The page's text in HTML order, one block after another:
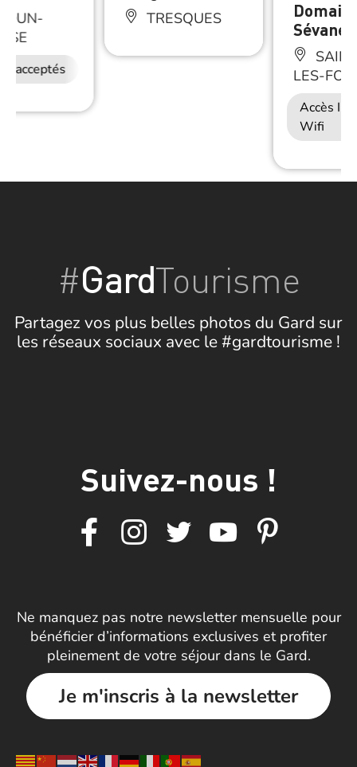
acceptés
TRESQUES
Sévanes
LES-
Accès
Wifi
#GardTourisme
Partagez vos plus belles photos du Gard sur
les réseaux sociaux avec le #gardtourisme !
Suivez-nous !
Ne manquez pas notre newsletter mensuelle pour
bénéficier d’informations exclusives et profiter
pleinement de votre séjour dans le Gard.
Je m'inscris à la newsletter